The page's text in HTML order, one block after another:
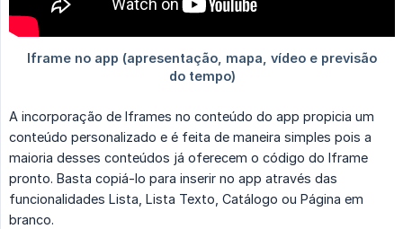
A incorporação de Iframes no conteúdo do app propicia um
conteúdo personalizado e é feita de maneira simples pois a
maioria desses conteúdos já oferecem o código do Iframe
pronto. Basta copiá-lo para inserir no app através das
funcionalidades Lista, Lista Texto, Catálogo ou Página em
branco.